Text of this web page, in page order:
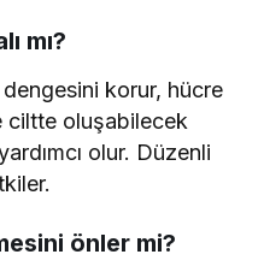
mı?
korur, hücre
ciltte oluşabilecek
olur. Düzenli
önler mi?